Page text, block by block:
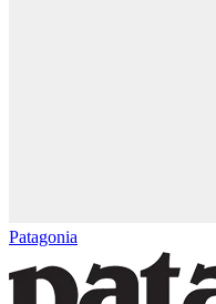
Patagonia